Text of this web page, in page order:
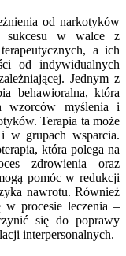
od narkotyków
sukcesu w walce z
a ich
od indywidualnych
Jednym z
behawioralna, która
wzorców myślenia i
Terapia ta może
w grupach wsparcia.
która polega na
zdrowienia oraz
pomóc w redukcji
nawrotu. Również
w procesie leczenia –
się do poprawy
interpersonalnych.